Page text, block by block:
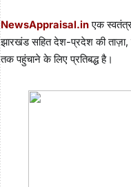
NewsAppraisal.inएक
झारखंड सहित देश-प्रदेश की
तक पहुंचाने के लिए प्रतिबद्ध है।